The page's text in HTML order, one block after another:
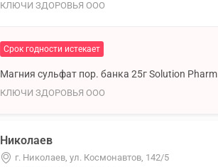
КЛЮЧИ ЗДОРОВЬЯ ООО
Срок годности истекает
Магния сульфат пор. банка 25г Solution Pharm
КЛЮЧИ ЗДОРОВЬЯ ООО
Николаев
г. Николаев, ул. Космонавтов, 142/5